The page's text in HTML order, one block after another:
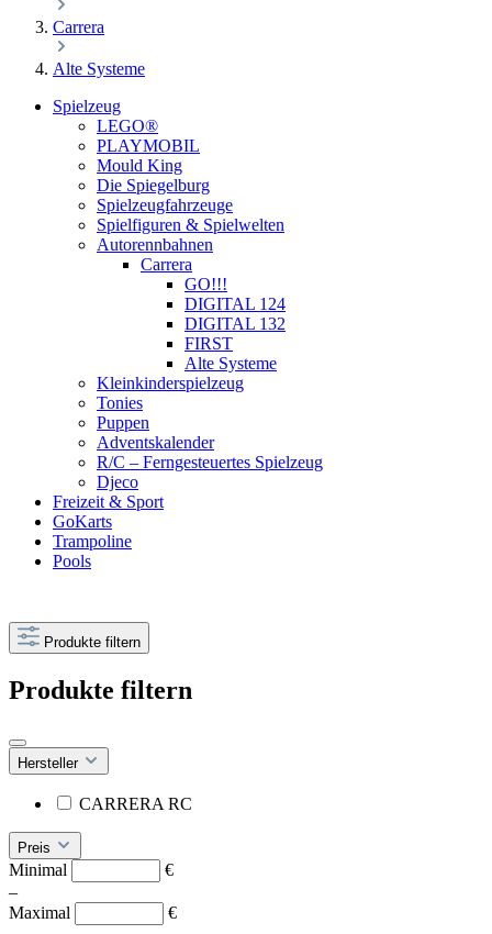
Carrera
Alte Systeme
Spielzeug
LEGO®
PLAYMOBIL
Mould King
Die Spiegelburg
Spielzeugfahrzeuge
Spielfiguren & Spielwelten
Autorennbahnen
Carrera
GO!!!
DIGITAL 124
DIGITAL 132
FIRST
Alte Systeme
Kleinkinderspielzeug
Tonies
Puppen
Adventskalender
R/C – Ferngesteuertes Spielzeug
Djeco
Freizeit & Sport
GoKarts
Trampoline
Pools
Produkte filtern
Produkte filtern
Hersteller
CARRERA RC
Preis
Minimal
€
–
Maximal
€